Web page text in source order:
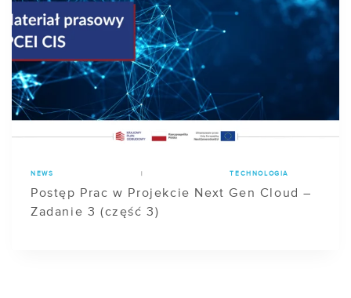
NEWS TECHNOLOGIA
Postęp Prac w Projekcie Next Gen Cloud –
Zadanie 3 (część 3)